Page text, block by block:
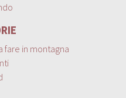
fare in montagna